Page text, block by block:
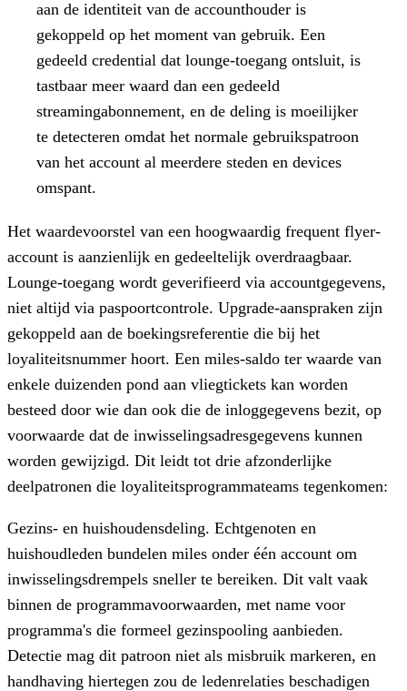
aan de identiteit van de accounthouder is
gekoppeld op het moment van gebruik. Een
gedeeld credential dat lounge-toegang ontsluit, is
tastbaar meer waard dan een gedeeld
streamingabonnement, en de deling is moeilijker
te detecteren omdat het normale gebruikspatroon
van het account al meerdere steden en devices
omspant.
Het waardevoorstel van een hoogwaardig frequent flyer-
account is aanzienlijk en gedeeltelijk overdraagbaar.
Lounge-toegang wordt geverifieerd via accountgegevens,
niet altijd via paspoortcontrole. Upgrade-aanspraken zijn
gekoppeld aan de boekingsreferentie die bij het
loyaliteitsnummer hoort. Een miles-saldo ter waarde van
enkele duizenden pond aan vliegtickets kan worden
besteed door wie dan ook die de inloggegevens bezit, op
voorwaarde dat de inwisselingsadresgegevens kunnen
worden gewijzigd. Dit leidt tot drie afzonderlijke
deelpatronen die loyaliteitsprogrammateams tegenkomen:
Gezins- en huishoudensdeling. Echtgenoten en
huishoudleden bundelen miles onder één account om
inwisselingsdrempels sneller te bereiken. Dit valt vaak
binnen de programmavoorwaarden, met name voor
programma's die formeel gezinspooling aanbieden.
Detectie mag dit patroon niet als misbruik markeren, en
handhaving hiertegen zou de ledenrelaties beschadigen